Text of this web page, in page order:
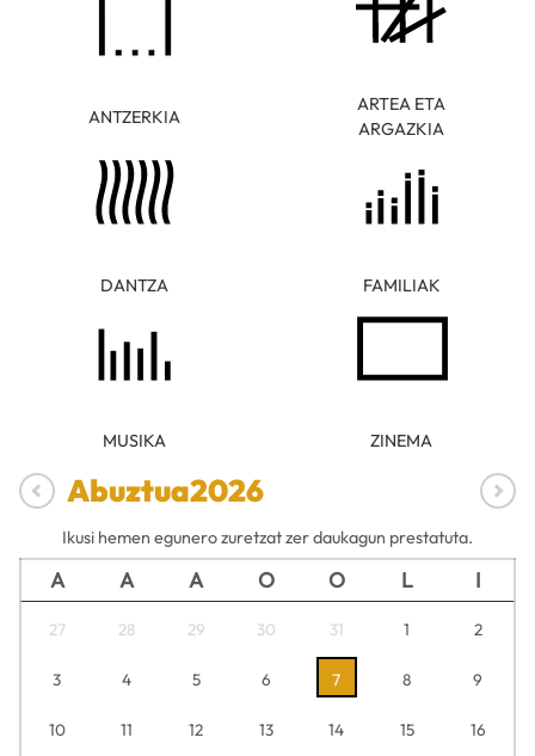
ANTZERKIA
ARTEA ETA
ARGAZKIA
DANTZA FAMILIAK
MUSIKA ZINEMA
Abuztua2026
Ikusi hemen egunero zuretzat zer daukagun prestatuta.
A A A O O L I
27 28 29 30 31 1 2
3 4 5 6 7 8 9
10 11 12 13 14 15 16